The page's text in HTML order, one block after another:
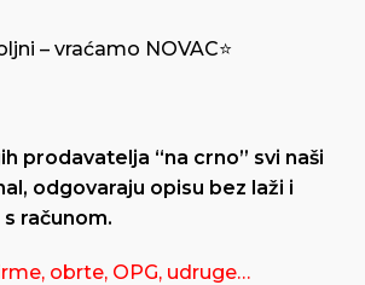
– vraćamo NOVAC⭐️
prodavatelja “na crno” svi naši
odgovaraju opisu bez laži i
računom.
obrte, OPG, udruge…